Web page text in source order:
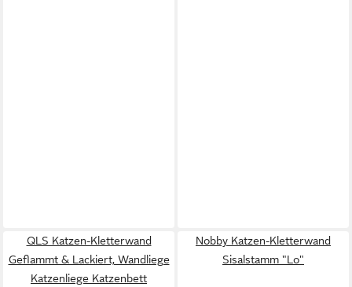
QLS Katzen-Kletterwand
Geflammt & Lackiert, Wandliege
Katzenliege Katzenbett
Nobby Katzen-Kletterwand
Sisalstamm "Lo"